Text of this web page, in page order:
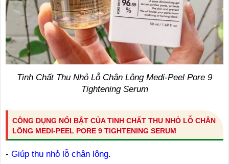
Tinh Chất Thu Nhỏ Lỗ Chân Lông Medi-Peel Pore 9
Tightening Serum
CÔNG DỤNG NỔI BẬT CỦA TINH CHẤT THU NHỎ LỖ CHÂN
LÔNG MEDI-PEEL PORE 9 TIGHTENING SERUM
- Giúp thu nhỏ lỗ chân lông.